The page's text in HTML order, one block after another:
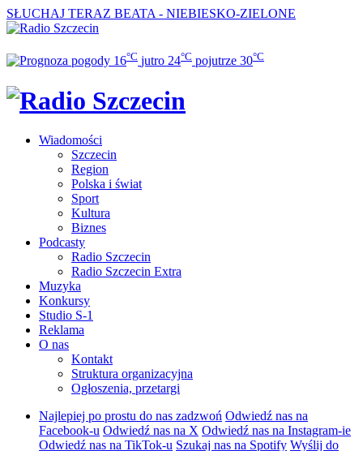
SŁUCHAJ TERAZ BEATA - NIEBIESKO-ZIELONE
16°C jutro 24°C pojutrze 30°C
Wiadomości
Szczecin
Region
Polska i świat
Sport
Kultura
Biznes
Podcasty
Radio Szczecin
Radio Szczecin Extra
Muzyka
Konkursy
Studio S-1
Reklama
O nas
Kontakt
Struktura organizacyjna
Ogłoszenia, przetargi
Najlepiej po prostu do nas zadzwoń Odwiedź nas na
Facebook-u Odwiedź nas na X Odwiedź nas na Instagram-ie
Odwiedź nas na TikTok-u Szukaj nas na Spotify Wyślij do